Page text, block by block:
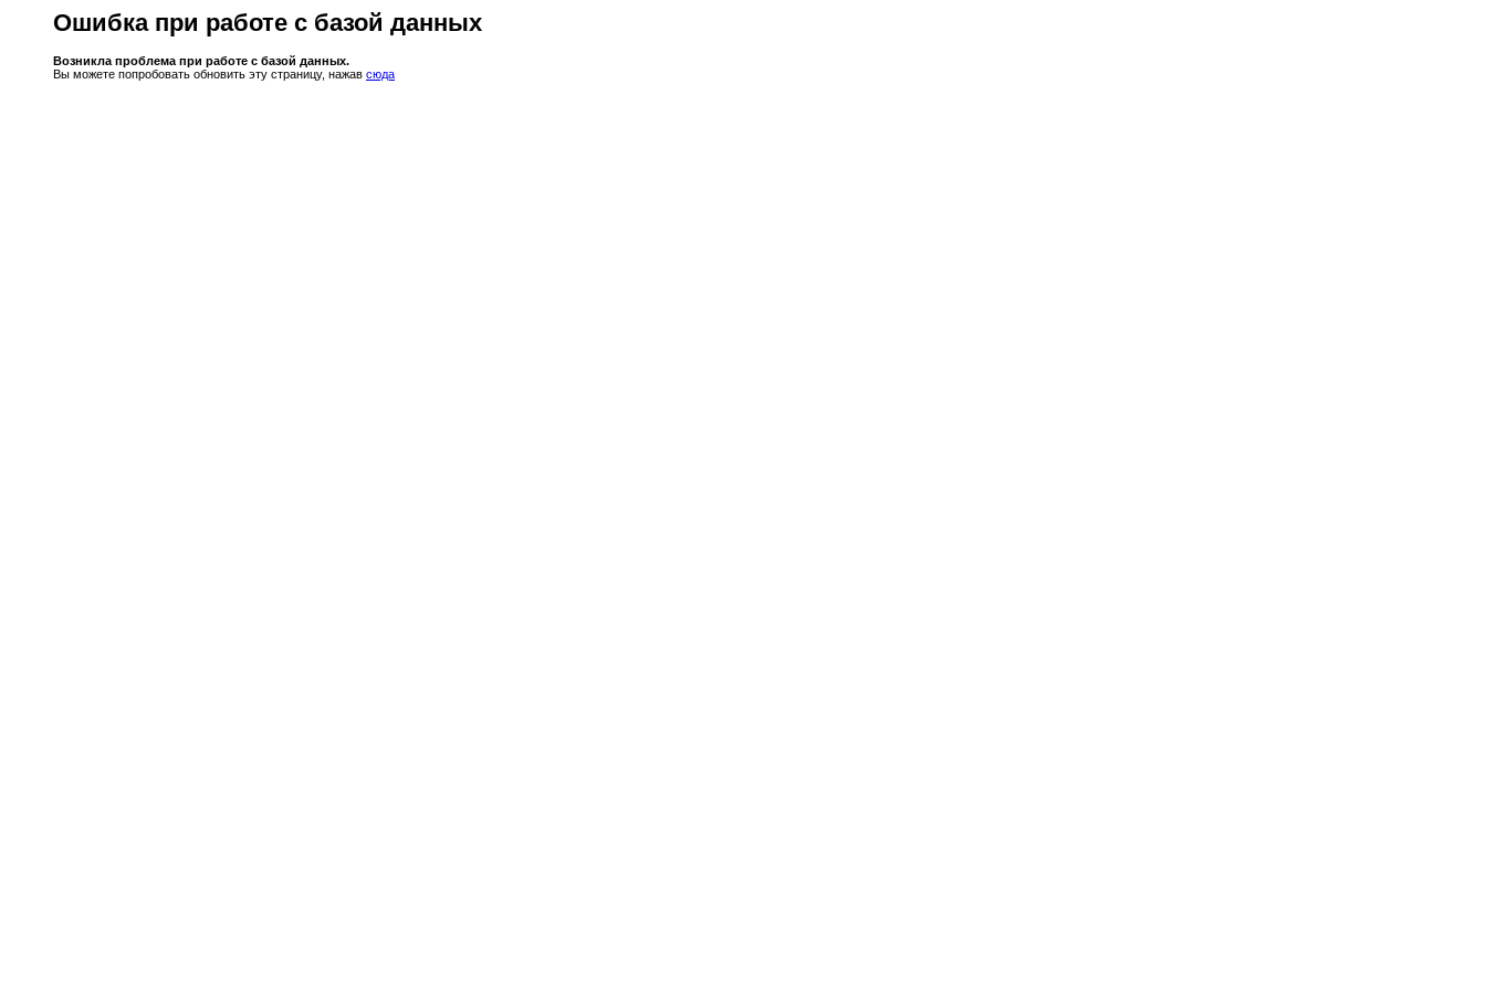
Ошибка при работе с базой данных
Возникла проблема при работе с базой данных.
Вы можете попробовать обновить эту страницу, нажав сюда